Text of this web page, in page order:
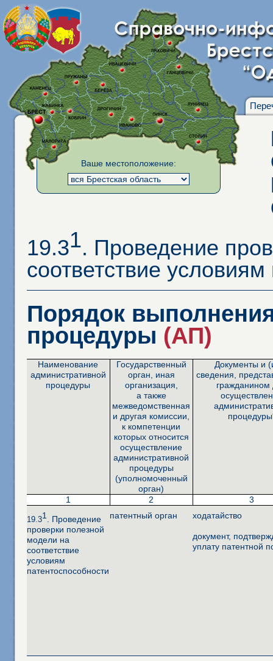
Ваше местоположение:
19.31. Проведение
соответствие
Порядок
процедуры (АП)
Наименование
административной
процедуры
Государственный
орган, иная
организация,
а также
межведомственная
и другая комиссии,
к компетенции
которых относится
осуществление
административной
процедуры
(уполномоченный
орган)
Документы и
сведения,
гражданином
1 2 3
19.31
. Проведение
проверки полезной
модели на
соответствие
условиям
патентоспособности
патентный орган ходатайство
документ,
уплату патентной